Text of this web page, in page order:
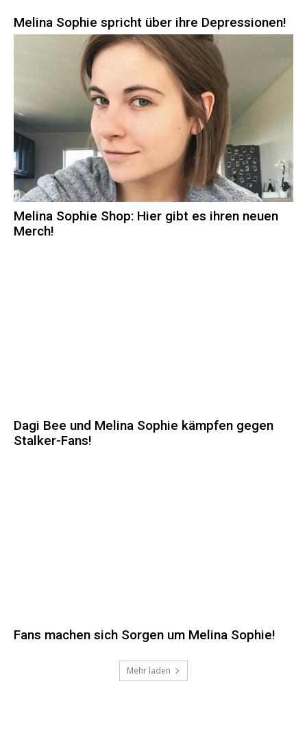
Melina Sophie spricht über ihre Depressionen!
Melina Sophie Shop: Hier gibt es ihren neuen
Merch!
Dagi Bee und Melina Sophie kämpfen gegen
Stalker-Fans!
Fans machen sich Sorgen um Melina Sophie!
Mehr laden